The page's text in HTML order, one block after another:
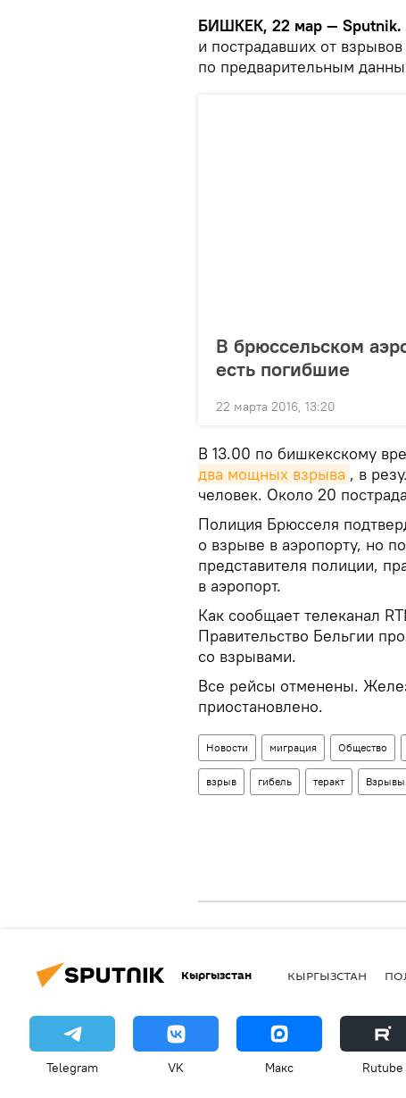
БИШКЕК, 22 мар — Sputnik.
и пострадавших от
по предварительным
В брюссельском
есть погибшие
22 марта 2016, 13:20
В 13.00 по бишкекскому
два мощных взрыва , в
человек. Около 20
Полиция Брюсселя
о взрыве в аэропорту, но
представителя полиции,
в аэропорт.
Как сообщает телеканал
Правительство Бельгии
со взрывами.
Все рейсы отменены.
приостановлено.
Новости миграция Общество
взрыв гибель теракт Взрывы
Кыргызстан КЫРГЫЗСТАН
Telegram VK Макс Rutube